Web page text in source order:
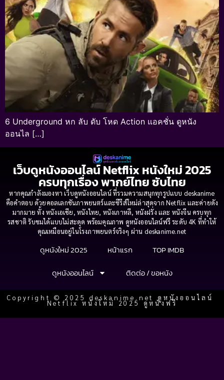
6 Underground หก ลับ ดับ โหด Action แอคชั่น ดูหนัง
ออนไล […]
เว็บดูหนังออนไลน์ Netflix หนังใหม่ 2025
ครบทุกเรื่อง พากย์ไทย ซับไทย
หากคุณกำลังมองหา เว็บดูหนังออนไลน์ ที่รวมความสนุกทุกรูปแบบ deskanime
คือคำตอบ ด้วยคอลเลกชันภาพยนตร์และซีรีส์ใหม่ล่าสุดจาก Netflix และค่ายดัง
มากมาย ทั้ง หนังเอเชีย, หนังไทย, หนังเกาหลี, หนังฝรั่ง และ หนังจีน ครบทุก
รสชาติ รับชมได้แบบไม่สะดุด พร้อมคุณภาพ ดูหนังออนไลน์ฟรี ระดับ 4K ที่ทำให้
คุณเหมือนอยู่ในโรงภาพยนตร์จริงๆ ผ่าน deskanime.net
ดูหนังใหม่ 2025 หน้าแรก
TOP IMDB
ดูหนังออนไลน์
ติดต่อ / ขอหนัง
Copyright © 2025 deskanime.net ดูหนังออนไลน์
Netflix หนังใหม่ 2025 ดูหนังฟรี